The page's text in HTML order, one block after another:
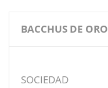
BACCHUS DE ORO
SOCIEDAD